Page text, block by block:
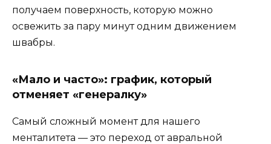
получаем поверхность, которую можно
освежить за пару минут одним движением
швабры.
«Мало и часто»: график, который
отменяет «генералку»
Самый сложный момент для нашего
менталитета — это переход от авральной